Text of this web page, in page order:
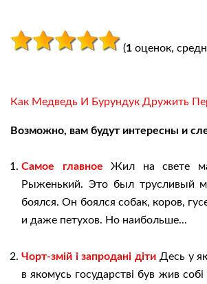
(1 оценок,
Как Медведь И Бурундук Дружить
Возможно, вам будут интересны и
Самое главное Жил на свете
Рыженький. Это был трусливый
боялся. Он боялся собак, коров,
и даже петухов. Но наибольше...
Чорт-змій і запродані діти Десь у
в якомусь государстві був жив собі